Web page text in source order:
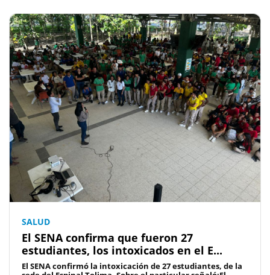
SALUD
El SENA confirma que fueron 27
estudiantes, los intoxicados en el E...
El SENA confirmó la intoxicación de 27 estudiantes, de la